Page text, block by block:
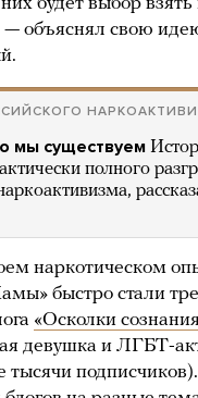
— объяснял свою
мы существуем
полного
наркотическом
быстро стали
«Осколки
девушка и ЛГБТ-
тысячи